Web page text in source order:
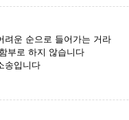
려운 순으로 들어가는 거라
부로 하지 않습니다
송입니다